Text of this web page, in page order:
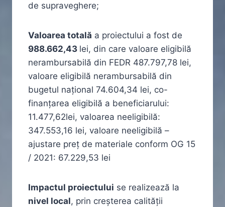
de supraveghere;
Valoarea totală a proiectului a fost de
988.662,43 lei, din care valoare eligibilă
nerambursabilă din FEDR 487.797,78 lei,
valoare eligibilă nerambursabilă din
bugetul național 74.604,34 lei, co-
finanțarea eligibilă a beneficiarului:
11.477,62lei, valoarea neeligibilă:
347.553,16 lei, valoare neeligibilă –
ajustare preț de materiale conform OG 15
/ 2021: 67.229,53 lei
Impactul proiectului se realizează la
nivel local, prin creșterea calității